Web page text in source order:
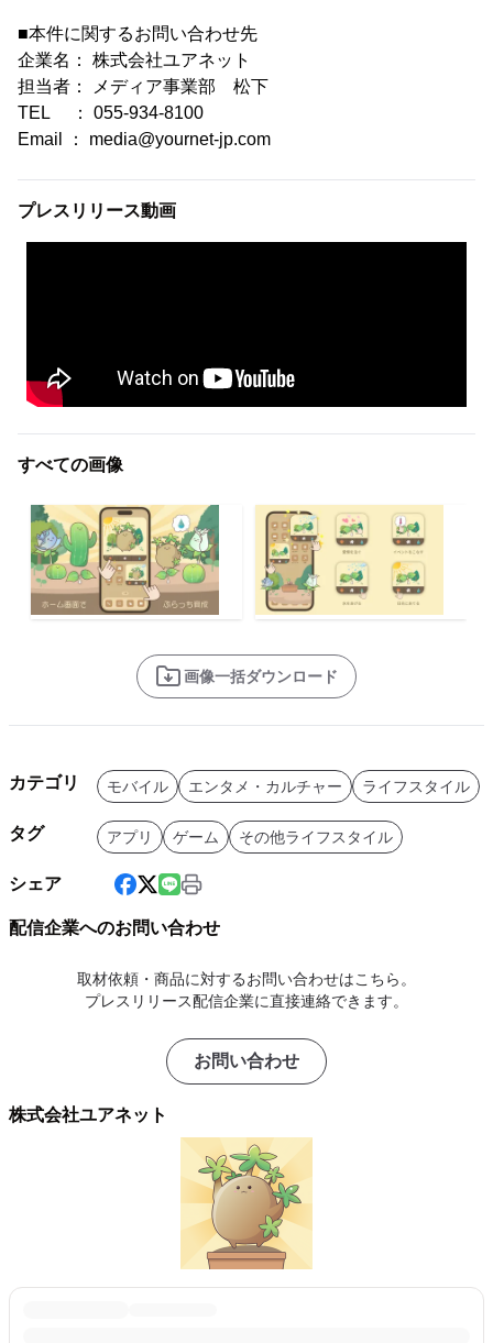
■本件に関するお問い合わせ先
企業名： 株式会社ユアネット
担当者： メディア事業部 松下
TEL ： 055-934-8100
Email ： media@yournet-jp.com
プレスリリース動画
すべての画像
画像一括ダウンロード
カテゴリ モバイル エンタメ・カルチャー ライフスタイル
タグ アプリ ゲーム その他ライフスタイル
シェア
配信企業へのお問い合わせ
取材依頼・商品に対するお問い合わせはこちら。
プレスリリース配信企業に直接連絡できます。
お問い合わせ
株式会社ユアネット